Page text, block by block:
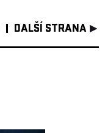
DALŠÍ STRANA